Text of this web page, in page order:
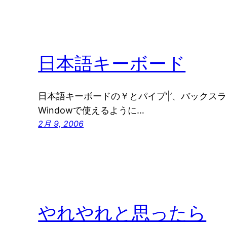
日本語キーボード
日本語キーボードの￥とパイプ’|’、バックス
Windowで使えるように…
2月 9, 2006
やれやれと思ったら